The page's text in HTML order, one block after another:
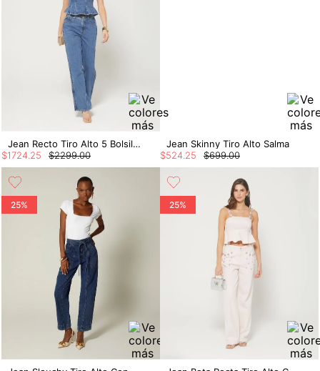
Jean Recto Tiro Alto 5 Bolsillos Trenza
$2299.00
$1724 25
Jean Skinny Tiro Alto Salma
$699.00
$524 25
25% 25%